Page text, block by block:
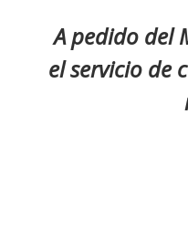
A pedido del
el servicio de